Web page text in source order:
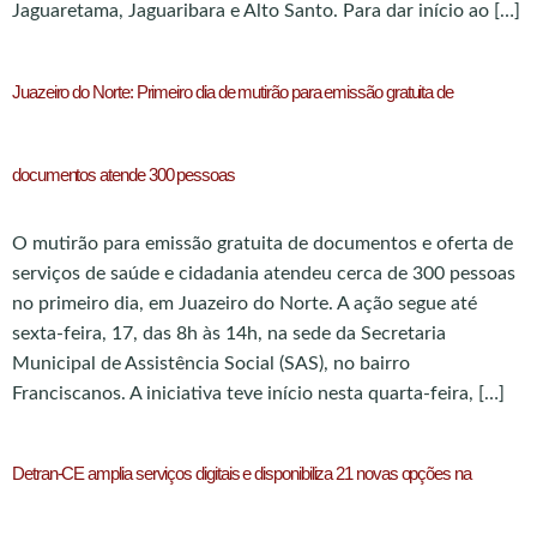
Jaguaretama, Jaguaribara e Alto Santo. Para dar início ao […]
Juazeiro do Norte: Primeiro dia de mutirão para emissão gratuita de
documentos atende 300 pessoas
O mutirão para emissão gratuita de documentos e oferta de
serviços de saúde e cidadania atendeu cerca de 300 pessoas
no primeiro dia, em Juazeiro do Norte. A ação segue até
sexta-feira, 17, das 8h às 14h, na sede da Secretaria
Municipal de Assistência Social (SAS), no bairro
Franciscanos. A iniciativa teve início nesta quarta-feira, […]
Detran-CE amplia serviços digitais e disponibiliza 21 novas opções na